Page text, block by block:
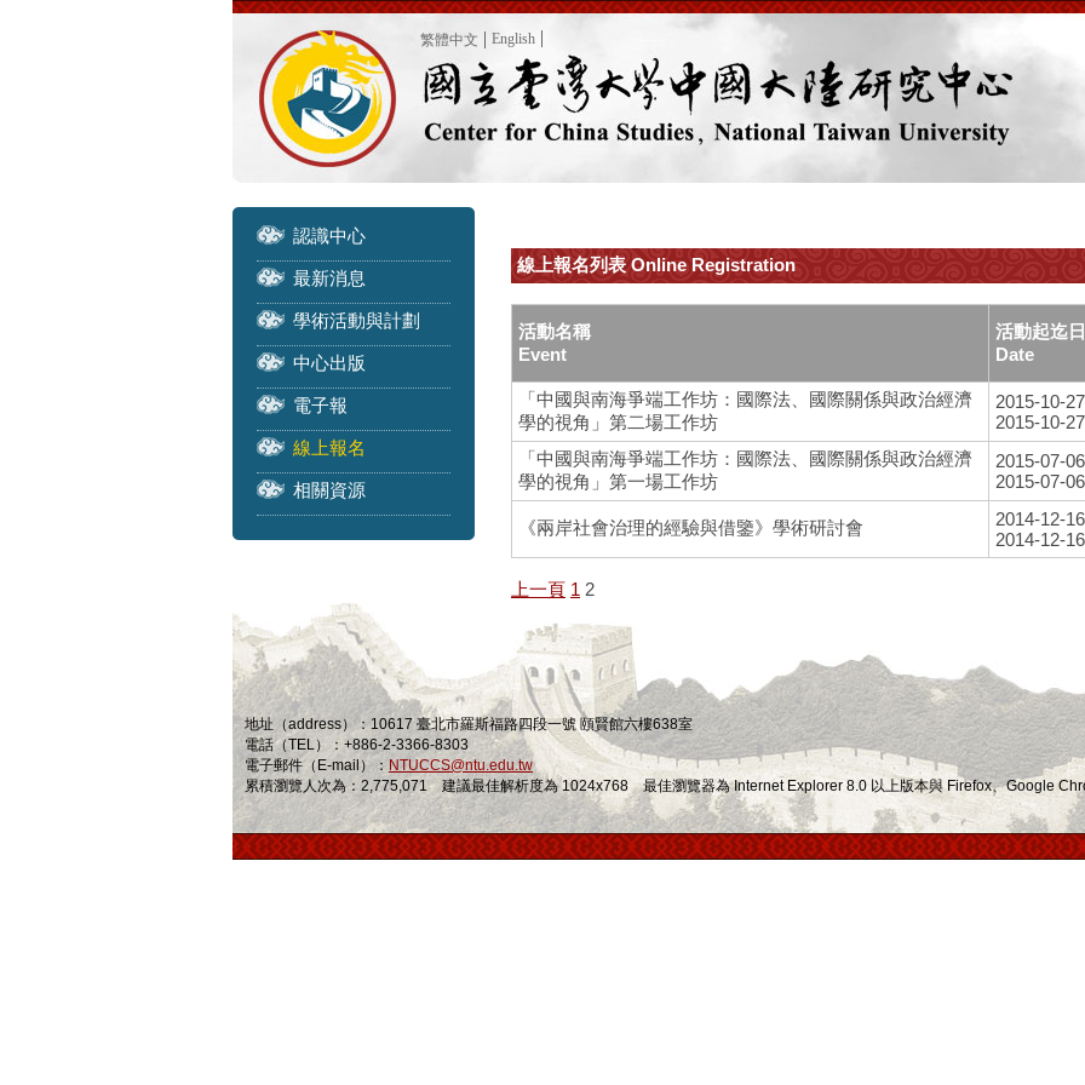
繁體中文 English
認識中心
最新消息
學術活動與計劃
中心出版
電子報
線上報名
相關資源
線上報名列表 Online Registration
活動名稱
Event
活動起迄
Date
「中國與南海爭端工作坊：國際法、國際關係與政治經濟
學的視角」第二場工作坊
2015-10-
2015-10-27
「中國與南海爭端工作坊：國際法、國際關係與政治經濟
學的視角」第一場工作坊
2015-07-
2015-07-06
《兩岸社會治理的經驗與借鑒》學術研討會
2014-12-
2014-12-16
上一頁 1 2
地址（address）：10617 臺北市羅斯福路四段一號 頤賢館六樓638室
電話（TEL）：+886-2-3366-8303
電子郵件（E-mail）： NTUCCS@ntu.edu.tw
累積瀏覽人次為：2,775,071 建議最佳解析度為 1024x768 最佳瀏覽器為 Internet Explorer 8.0 以上版本與 Firefox、Google